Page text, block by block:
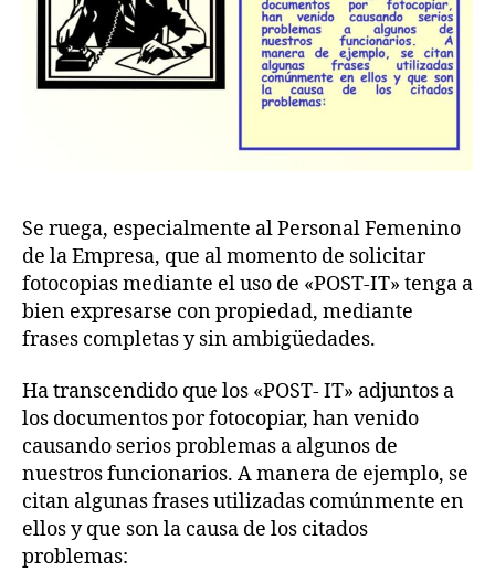
Se ruega, especialmente al Personal Femenino
de la Empresa, que al momento de solicitar
fotocopias mediante el uso de «POST-IT» tenga a
bien expresarse con propiedad, mediante
frases completas y sin ambigüedades.
Ha transcendido que los «POST- IT» adjuntos a
los documentos por fotocopiar, han venido
causando serios problemas a algunos de
nuestros funcionarios. A manera de ejemplo, se
citan algunas frases utilizadas comúnmente en
ellos y que son la causa de los citados
problemas: